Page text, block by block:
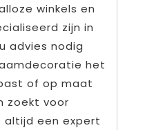
winkels en
zijn in
advies nodig
het
of op maat
zoekt voor
altijd een expert